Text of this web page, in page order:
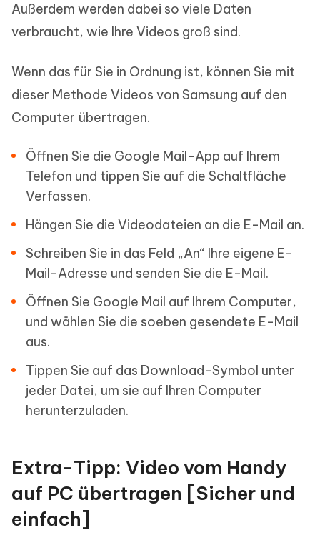
Außerdem werden dabei so viele Daten
verbraucht, wie Ihre Videos groß sind.
Wenn das für Sie in Ordnung ist, können Sie mit
dieser Methode Videos von Samsung auf den
Computer übertragen.
Öffnen Sie die Google Mail-App auf Ihrem
Telefon und tippen Sie auf die Schaltfläche
Verfassen.
Hängen Sie die Videodateien an die E-Mail an.
Schreiben Sie in das Feld „An“ Ihre eigene E-
Mail-Adresse und senden Sie die E-Mail.
Öffnen Sie Google Mail auf Ihrem Computer,
und wählen Sie die soeben gesendete E-Mail
aus.
Tippen Sie auf das Download-Symbol unter
jeder Datei, um sie auf Ihren Computer
herunterzuladen.
Extra-Tipp: Video vom Handy
auf PC übertragen [Sicher und
einfach]